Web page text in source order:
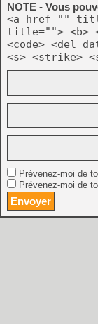
NOTE - Vous
<a href=""
title=""> <b>
<code> <del
<s> <strike>
Prévenez-moi de
Prévenez-moi de